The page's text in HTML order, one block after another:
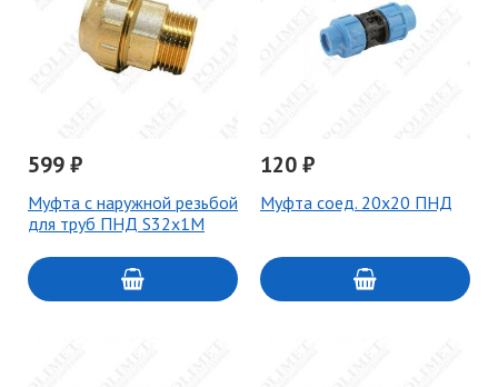
599 ₽
Муфта с наружной резьбой
для труб ПНД S32х1M
120 ₽
Муфта соед. 20х20 ПНД